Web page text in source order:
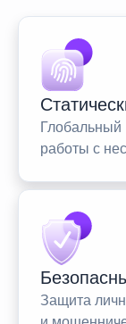
Глобальный
работы с
Защита